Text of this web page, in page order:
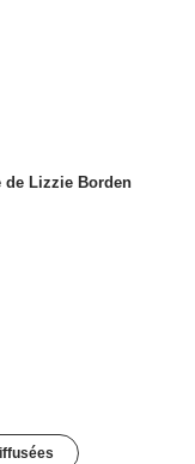
de Lizzie Borden